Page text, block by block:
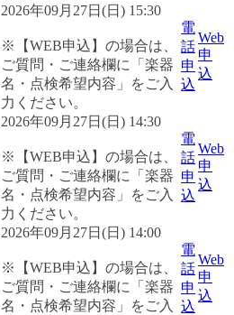
2026年09月27日(日) 15:30
※【WEB申込】の場合は、
ご質問・ご連絡欄に「楽器
名・点検希望内容」をご入
力ください。
電
話
申
込
Web
申
込
2026年09月27日(日) 14:30
※【WEB申込】の場合は、
ご質問・ご連絡欄に「楽器
名・点検希望内容」をご入
力ください。
電
話
申
込
Web
申
込
2026年09月27日(日) 14:00
※【WEB申込】の場合は、
ご質問・ご連絡欄に「楽器
名・点検希望内容」をご入
電
話
申
込
Web
申
込